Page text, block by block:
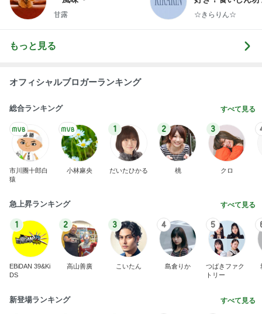
甘露
らりん☆のブログ
☆きらりん☆
もっと見る
オフィシャルブロガーランキング
総合ランキング すべて見る
市川團十郎白
猿
小林麻央
1
だいたひかる
2
桃
3
クロ
急上昇ランキング すべて見る
1
EBiDAN 39&Ki
DS
2
高山善廣
3
こいたん
4
島倉りか
5
つばきファク
トリー
新登場ランキング すべて見る